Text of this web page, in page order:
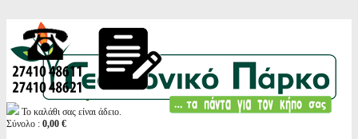
Το καλάθι σας είναι άδειο.
Σύνολο : 0,00 €